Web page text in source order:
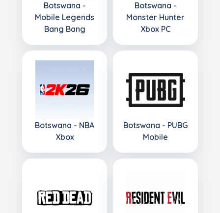
Botswana -
Mobile Legends
Bang Bang
Botswana -
Monster Hunter
Xbox PC
Botswana - NBA
Xbox
Botswana - PUBG
Mobile